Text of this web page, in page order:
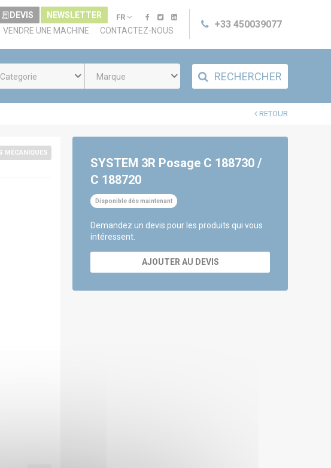
+33 450039077
DEVIS NEWSLETTER FR
VENDRE UNE MACHINE CONTACTEZ-NOUS
Categorie Marque RECHERCHER
RETOUR
MÉCANIQUES
SYSTEM 3R Posage C 188730 /
C 188720
Disponible dès maintenant
Demandez un devis pour les produits qui vous
intéressent.
AJOUTER AU DEVIS